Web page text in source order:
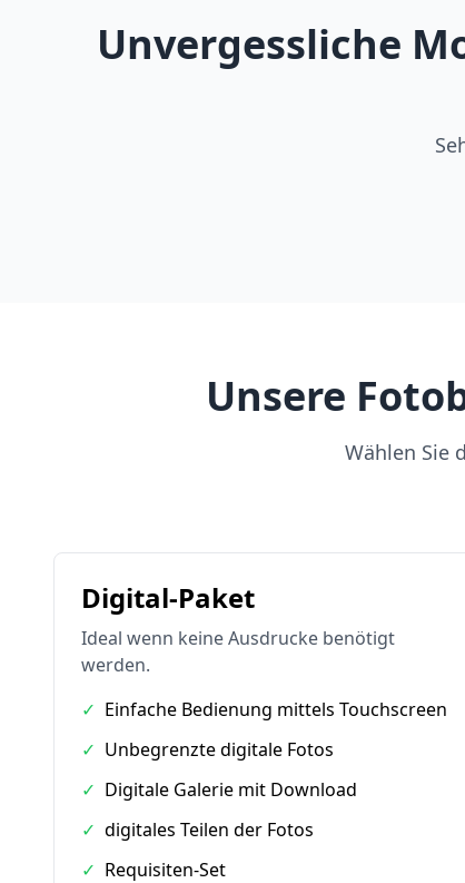
Unvergessliche
Unsere
Wählen Sie
Digital-Paket
Ideal wenn keine Ausdrucke benötigt
werden.
✓ Einfache Bedienung mittels Touchscreen
✓ Unbegrenzte digitale Fotos
✓ Digitale Galerie mit Download
✓ digitales Teilen der Fotos
✓ Requisiten-Set